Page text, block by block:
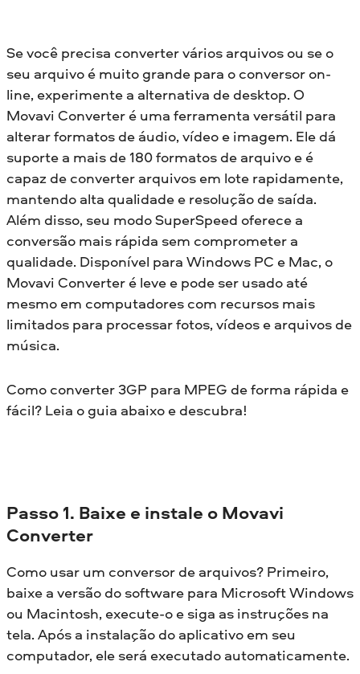
Se você precisa converter vários arquivos ou se o
seu arquivo é muito grande para o conversor on-
line, experimente a alternativa de desktop. O
Movavi Converter é uma ferramenta versátil para
alterar formatos de áudio, vídeo e imagem. Ele dá
suporte a mais de 180 formatos de arquivo e é
capaz de converter arquivos em lote rapidamente,
mantendo alta qualidade e resolução de saída.
Além disso, seu modo SuperSpeed oferece a
conversão mais rápida sem comprometer a
qualidade. Disponível para Windows PC e Mac, o
Movavi Converter é leve e pode ser usado até
mesmo em computadores com recursos mais
limitados para processar fotos, vídeos e arquivos de
música.
Como converter 3GP para MPEG de forma rápida e
fácil? Leia o guia abaixo e descubra!
Passo 1. Baixe e instale o Movavi
Converter
Como usar um conversor de arquivos? Primeiro,
baixe a versão do software para Microsoft Windows
ou Macintosh, execute-o e siga as instruções na
tela. Após a instalação do aplicativo em seu
computador, ele será executado automaticamente.